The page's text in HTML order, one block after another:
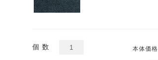
個 数 本体価格